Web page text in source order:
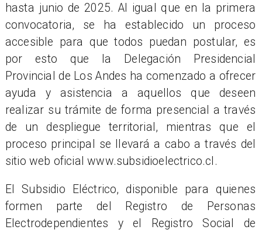
hasta junio de 2025. Al igual que en la primera
convocatoria, se ha establecido un proceso
accesible para que todos puedan postular, es
por esto que la Delegación Presidencial
Provincial de Los Andes ha comenzado a ofrecer
ayuda y asistencia a aquellos que deseen
realizar su trámite de forma presencial a través
de un despliegue territorial, mientras que el
proceso principal se llevará a cabo a través del
sitio web oficial www.subsidioelectrico.cl.
El Subsidio Eléctrico, disponible para quienes
formen parte del Registro de Personas
Electrodependientes y el Registro Social de